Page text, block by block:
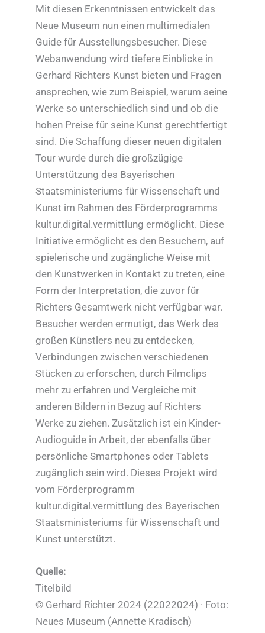
Mit diesen Erkenntnissen entwickelt das
Neue Museum nun einen multimedialen
Guide für Ausstellungsbesucher. Diese
Webanwendung wird tiefere Einblicke in
Gerhard Richters Kunst bieten und Fragen
ansprechen, wie zum Beispiel, warum seine
Werke so unterschiedlich sind und ob die
hohen Preise für seine Kunst gerechtfertigt
sind. Die Schaffung dieser neuen digitalen
Tour wurde durch die großzügige
Unterstützung des Bayerischen
Staatsministeriums für Wissenschaft und
Kunst im Rahmen des Förderprogramms
kultur.digital.vermittlung ermöglicht. Diese
Initiative ermöglicht es den Besuchern, auf
spielerische und zugängliche Weise mit
den Kunstwerken in Kontakt zu treten, eine
Form der Interpretation, die zuvor für
Richters Gesamtwerk nicht verfügbar war.
Besucher werden ermutigt, das Werk des
großen Künstlers neu zu entdecken,
Verbindungen zwischen verschiedenen
Stücken zu erforschen, durch Filmclips
mehr zu erfahren und Vergleiche mit
anderen Bildern in Bezug auf Richters
Werke zu ziehen. Zusätzlich ist ein Kinder-
Audioguide in Arbeit, der ebenfalls über
persönliche Smartphones oder Tablets
zugänglich sein wird. Dieses Projekt wird
vom Förderprogramm
kultur.digital.vermittlung des Bayerischen
Staatsministeriums für Wissenschaft und
Kunst unterstützt.
Quelle:
Titelbild
© Gerhard Richter 2024 (22022024) · Foto:
Neues Museum (Annette Kradisch)